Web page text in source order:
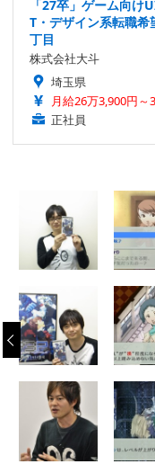
「27卒」ゲーム向け
T・デザイン系転職
丁目
株式会社大斗
埼玉県
月給26万3,900円～
正社員
‹